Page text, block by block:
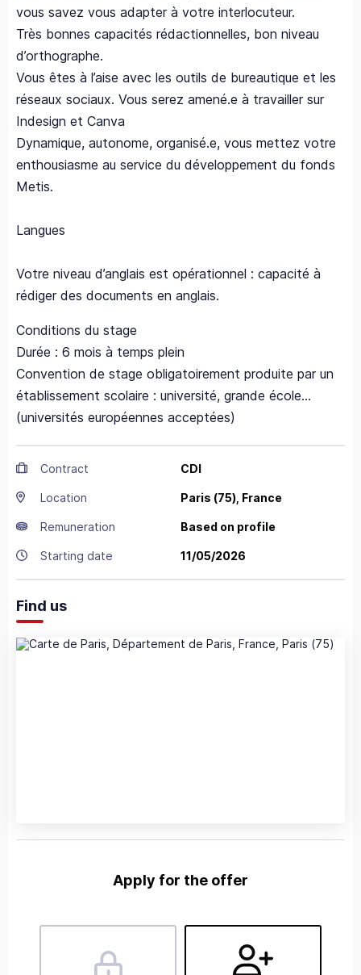
vous savez vous adapter à votre interlocuteur.
Très bonnes capacités rédactionnelles, bon niveau
d’orthographe.
Vous êtes à l’aise avec les outils de bureautique et les
réseaux sociaux. Vous serez amené.e à travailler sur
Indesign et Canva
Dynamique, autonome, organisé.e, vous mettez votre
enthousiasme au service du développement du fonds
Metis.
Langues
Votre niveau d’anglais est opérationnel : capacité à
rédiger des documents en anglais.
Conditions du stage
Durée : 6 mois à temps plein
Convention de stage obligatoirement produite par un
établissement scolaire : université, grande école...
(universités européennes acceptées)
Contract CDI
Location Paris (75), France
Remuneration Based on profile
Starting date 11/05/2026
Find us
Apply for the offer